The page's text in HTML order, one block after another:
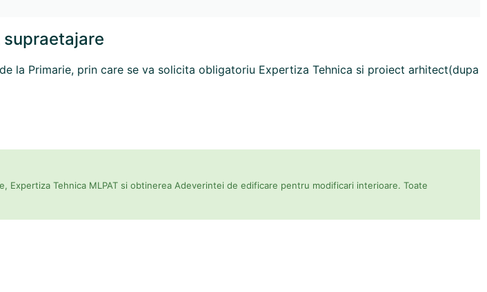
la Primarie, prin care se va solicita obligatoriu Expertiza Tehnica si proiect arhitect(dupa
Tehnica MLPAT si obtinerea Adeverintei de edificare pentru modificari interioare. Toate